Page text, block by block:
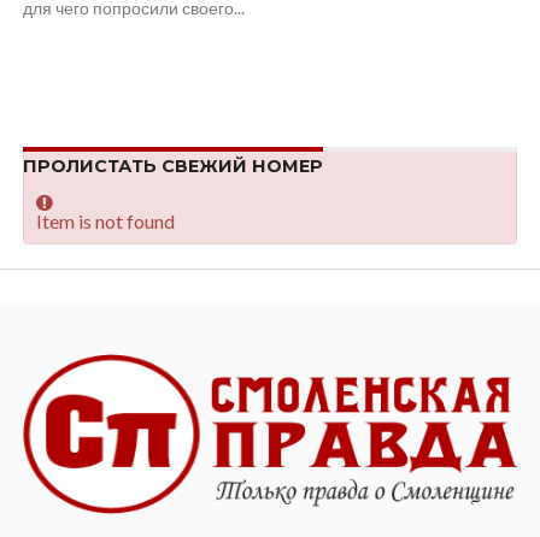
для чего попросили своего...
ПРОЛИСТАТЬ СВЕЖИЙ НОМЕР
Item is not found